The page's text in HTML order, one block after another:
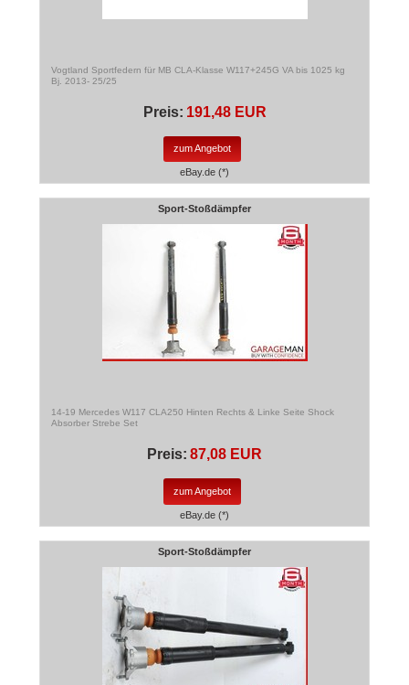
Vogtland Sportfedern für MB CLA-Klasse W117+245G VA bis 1025 kg
Bj. 2013- 25/25
Preis: 191,48 EUR
zum Angebot
eBay.de (*)
Sport-Stoßdämpfer
14-19 Mercedes W117 CLA250 Hinten Rechts & Linke Seite Shock
Absorber Strebe Set
Preis: 87,08 EUR
zum Angebot
eBay.de (*)
Sport-Stoßdämpfer